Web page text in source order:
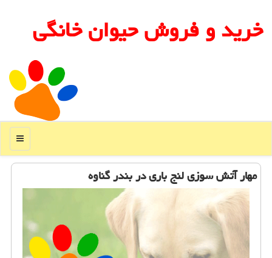
خرید و فروش حیوان خانگی
منو
مهار آتش سوزی لنج باری در بندر گناوه